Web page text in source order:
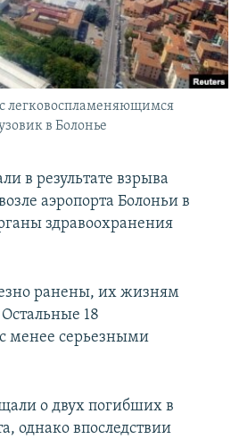
КРЫМА
с легковоспламеняющимся
в Болонье
в результате взрыва
аэропорта Болоньи в
здравоохранения
ранены, их жизням
18
менее серьезными
о двух погибших в
однако впоследствии